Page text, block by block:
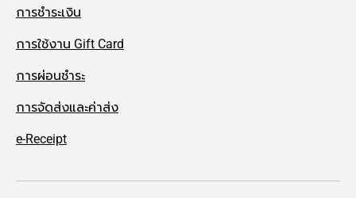
การชำระเงิน
การใช้งาน Gift Card
การผ่อนชำระ
การจัดส่งและค่าส่ง
e-Receipt